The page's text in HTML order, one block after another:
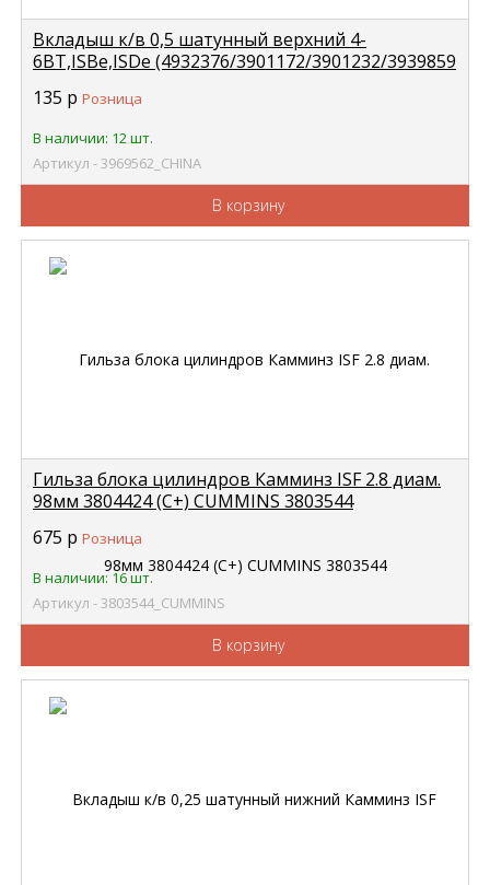
Вкладыш к/в 0,5 шатунный верхний 4-
6BT,ISBe,ISDe (4932376/3901172/3901232/3939859
135 р Розница
В наличии: 12 шт.
Артикул - 3969562_CHINA
В корзину
Гильза блока цилиндров Камминз ISF 2.8 диам.
98мм 3804424 (С+) CUMMINS 3803544
675 р Розница
В наличии: 16 шт.
Артикул - 3803544_CUMMINS
В корзину